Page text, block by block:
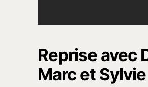
Reprise avec
Marc et Sylvie